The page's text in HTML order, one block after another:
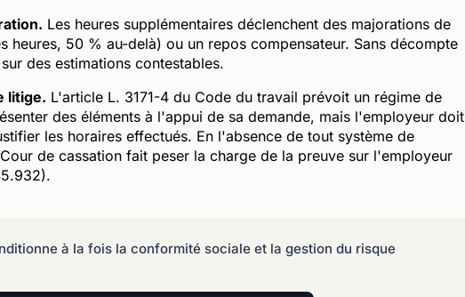
Les heures supplémentaires déclenchent des majorations de
heures, 50 % au-delà) ou un repos compensateur. Sans décompte
des estimations contestables.
litige. L'article L. 3171-4 du Code du travail prévoit un régime de
des éléments à l'appui de sa demande, mais l'employeur doit
les horaires effectués. En l'absence de tout système de
de cassation fait peser la charge de la preuve sur l'employeur
à la fois la conformité sociale et la gestion du risque